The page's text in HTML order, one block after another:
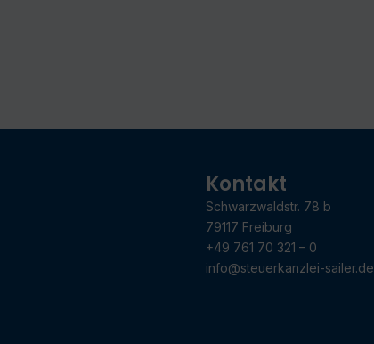
Kontakt
Schwarzwaldstr. 78 b
79117 Freiburg
+49 761 70 321 – 0
info@steuerkanzlei-sailer.de